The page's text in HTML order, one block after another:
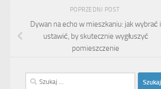
POPRZEDNI POST
Dywan na echo w mieszkaniu: jak wybrać i
ustawić, by skutecznie wygłuszyć
pomieszczenie
Szukaj: